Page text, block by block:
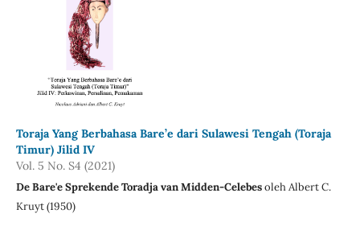
Toraja Yang Berbahasa Bare’e dari Sulawesi Tengah (Toraja
Timur) Jilid IV
Vol. 5 No. S4 (2021)
De Bare'e Sprekende Toradja van Midden-Celebesoleh Albert C.
Kruyt (1950)